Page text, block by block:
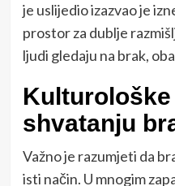
je uslijedio izazvao je
prostor za dublje
ljudi gledaju na brak,
shvatanju
Važno je razumjeti da
isti način. U mnogim